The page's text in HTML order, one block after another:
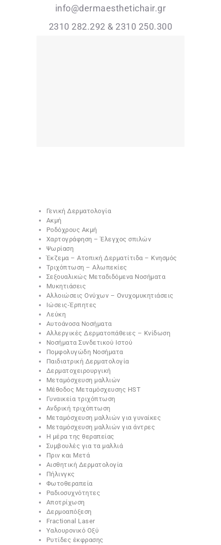
info@dermaesthetichair.gr
2310 282.292 & 2310 250.300
Γενική Δερματολογία
Ακμή
Ροδόχρους Ακμή
Χαρτογράφηση – Έλεγχος σπιλών
Ψωρίαση
Έκζεμα – Ατοπική Δερματίτιδα – Κνησμός
Τριχόπτωση – Αλωπεκίες
Σεξουαλικώς Μεταδιδόμενα Νοσήματα
Μυκητιάσεις
Αλλοιώσεις Ονύχων – Ονυχομυκητιάσεις
Ιώσεις-Έρπητες
Λεύκη
Αυτοάνοσα Νοσήματα
Αλλεργικές Δερματοπάθειες – Κνίδωση
Νοσήματα Συνδετικού Ιστού
Πομφολυγώδη Νοσήματα
Παιδιατρική Δερματολογία
Δερματοχειρουργική
Μεταμόσχευση μαλλιών
Μέθοδος Μεταμόσχευσης HST
Γυναικεία τριχόπτωση
Ανδρική τριχόπτωση
Μεταμόσχευση μαλλιών για γυναίκες
Μεταμόσχευση μαλλιών για άντρες
Η μέρα της θεραπείας
Συμβουλές για τα μαλλιά
Πριν και Μετά
Αισθητική Δερματολογία
Πήλινγκς
Φωτοθεραπεία
Ραδιοσυχνότητες
Αποτρίχωση
Δερμοαπόξεση
Fractional Laser
Υαλουρονικό Οξύ
Ρυτίδες έκφρασης